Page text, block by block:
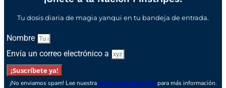
Tu dosis diaria de magia yanqui en tu bandeja de entrada.
Nombre
Envía un correo electrónico a
¡Suscríbete ya!
¡No enviamos spam! Lee nuestra política de privacidad para más información.